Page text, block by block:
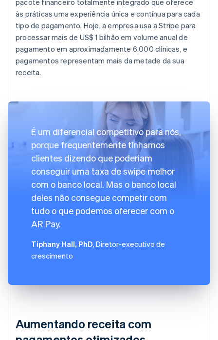
às práticas uma experiência única e contínua para cada
tipo de pagamento. Hoje, a empresa usa a Stripe para
processar mais de US$ 1 bilhão em volume anual de
pagamento em aproximadamente 6.000 clínicas, e
pagamentos representam mais da metade da sua
receita.
É um diferencial competitivo para nós,
porque frequentemente tínhamos
clientes dizendo que poderiam
conseguir uma taxa de swipe melhor
com o banco local. Mas o banco local
deles não consegue competir com
tudo o que podemos oferecer com o
AR Pay.
Tiphany Hall, PhD, Diretor-executivo de
crescimento
Aumentando receita com